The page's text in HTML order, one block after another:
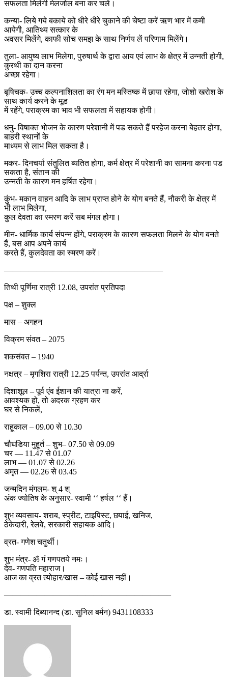
सफलता मिलेगी मेलजोल बना कर चलें।
कन्या- लिये गये बकाये को धीरे धीरे चुकाने की चेष्टा करें ऋण भार में कमी
आयेगी, आतिथ्य सत्कार के
अवसर मिलेंगे, काफी सोच समझ के साथ निर्णय लें परिणाम मिलेंगे।
तुला- आयुष्य लाभ मिलेगा, पुरुषार्थ के द्वारा आय एवं लाभ के क्षेत्र में उन्नती होगी,
कुरथी का दान करना
अच्छा रहेगा।
बृषिचक- उच्च कल्पनाशिलता का रंग मन मस्तिष्क में छाया रहेगा, जोशो खरोश के
साथ कार्य करने के मूड
में रहेंगे, पराक्रम का भाव भी सफलता में सहायक होगी।
धनु- विषाक्त भोजन के कारण परेशानी में पड सकते हैं परहेज करना बेहतर होगा,
बाहरी स्थानों के
माध्यम से लाभ मिल सकता है।
मकर- दिनचर्या संतुलित ब्यतित होगा, कर्म क्षेत्र में परेशानी का सामना करना पड
सकता है, संतान की
उन्नती के कारण मन हर्षित रहेगा।
कुंभ- मकान वाहन आदि के लाभ प्राप्त होने के योग बनते हैं, नौकरी के क्षेत्र में
भी लाभ मिलेगा,
कुल देवता का स्मरण करें सब मंगल होगा।
मीन- धार्मिक कार्य संपन्न होंगे, पराक्रम के कारण सफलता मिलने के योग बनते
हैं, बस आप अपने कार्य
करते हैं, कुलदेवता का स्मरण करें।
———————————————————–
तिथी पूर्णिमा रात्री 12.08, उपरांत प्रतिपदा
पक्ष – शुक्ल
मास – अगहन
विक्रम संवत – 2075
शकसंवत – 1940
नक्षत्र – मृगशिरा रात्री 12.25 पर्यन्त, उपरांत आर्द्रा
दिशाशूल – पूर्व एंव ईशान की यात्रा ना करें,
आवश्यक हो, तो अदरक ग्रहण कर
घर से निकलें,
राहूकाल – 09.00 से 10.30
चौघडिया मुहूर्त – शुभ– 07.50 से 09.09
चर — 11.47 से 01.07
लाभ — 01.07 से 02.26
अमृत — 02.26 से 03.45
जन्मदिन मंगलम- श् 4 श्
अंक ज्योतिष के अनुसार- स्वामी ‘‘ हर्षल ‘‘ हैं।
शुभ व्यवसाय- शराब, स्प्रीट, टाइपिस्ट, छपाई, खनिज,
ठेकेदारी, रेलवे, सरकारी सहायक आदि।
व्रत- गणेश चतुर्थी।
शुभ मंत्र- ॐ गं गणपतये नमः।
देव- गणपति महाराज।
आज का व्रत त्योहार/खास – कोई खास नहीं।
————————————————————–
डा. स्वामी दिब्यानन्द (डा. सुनिल बर्मन) 9431108333